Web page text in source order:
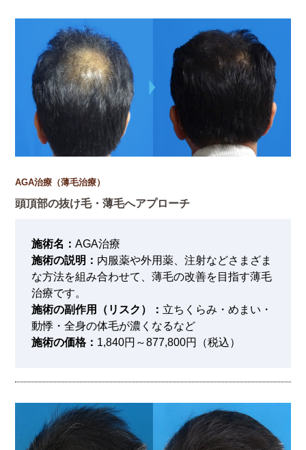
AGA治療（薄毛治療）
頭頂部の抜け毛・薄毛へアプローチ
施術名：AGA治療
施術の説明： 内服薬や外用薬、注射などさまざま
な方法を組み合わせて、薄毛の改善を目指す薄毛
治療です。
施術の副作用（リスク）： 立ちくらみ・めまい・
動悸・全身の体毛が濃くなるなど
施術の価格： 1,840円～877,800円（税込）